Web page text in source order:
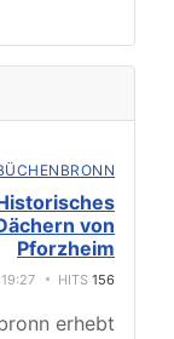
von
Pforzheim
HITS 156
erhebt